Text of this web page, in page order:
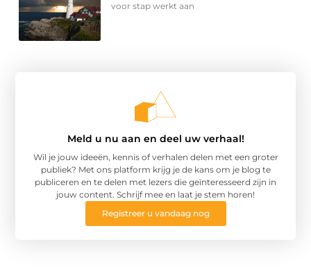
voor stap werkt aan
Meld u nu aan en deel uw verhaal!
Wil je jouw ideeën, kennis of verhalen delen met een groter
publiek? Met ons platform krijg je de kans om je blog te
publiceren en te delen met lezers die geïnteresseerd zijn in
jouw content. Schrijf mee en laat je stem horen!
Registreer u vandaag nog